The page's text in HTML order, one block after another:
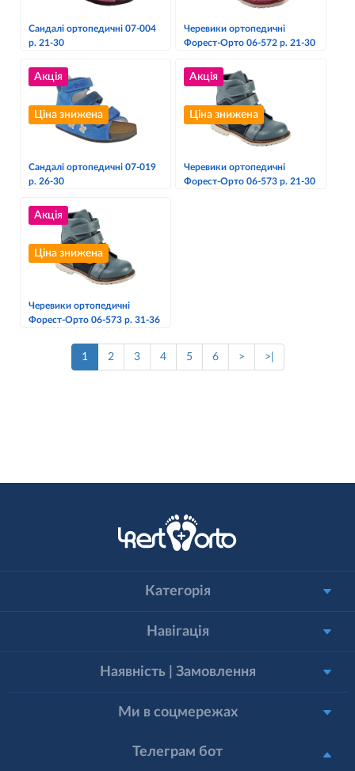
Сандалі ортопедичні 07-004
р. 21-30
Черевики ортопедичні
Форест-Орто 06-572 р. 21-30
Акція
Ціна знижена
Сандалі ортопедичні 07-019
р. 26-30
Акція
Ціна знижена
Черевики ортопедичні
Форест-Орто 06-573 р. 21-30
Акція
Ціна знижена
Черевики ортопедичні
Форест-Орто 06-573 р. 31-36
1 2 3 4 5 6 > >|
Категорія
Навігація
Наявність | Замовлення
Ми в соцмережах
Телеграм бот